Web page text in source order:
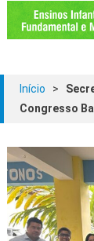
Início >
Congresso